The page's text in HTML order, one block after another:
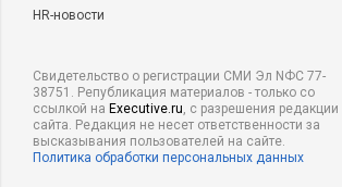
HR-новости
Свидетельство о регистрации СМИ Эл NФС 77-
38751. Републикация материалов - только со
ссылкой на Executive.ru, с разрешения редакции
сайта. Редакция не несет ответственности за
высказывания пользователей на сайте.
Политика обработки персональных данных